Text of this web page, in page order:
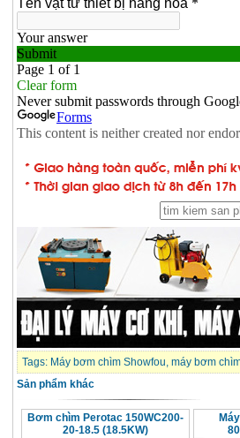
Tags: Máy bơm chìm Showfou, máy bơm
Sản phẩm khác
Bơm chìm Perotac 150WC200-
20-18.5 (18.5KW)